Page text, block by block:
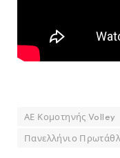
ΑΕ Κομοτηνής Volley
Πανελλήνιο